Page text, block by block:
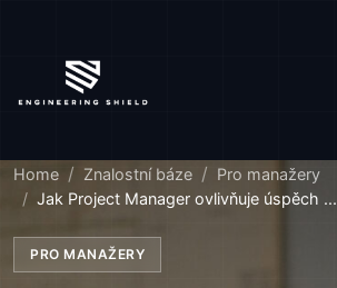
Home Znalostní báze
Pro manažery
Jak Project Manager ovlivňuje úspěch ...
PRO MANAŽERY